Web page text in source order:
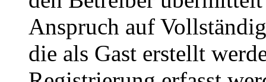
Anspruch auf
die als Gast erstellt